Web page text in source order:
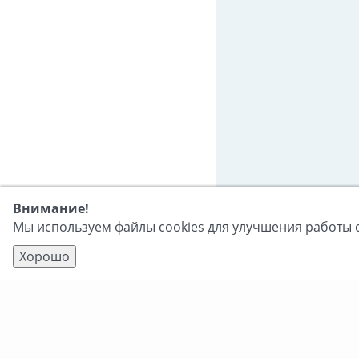
Внимание!
Мы используем файлы cookies для улучшения работы
Хорошо